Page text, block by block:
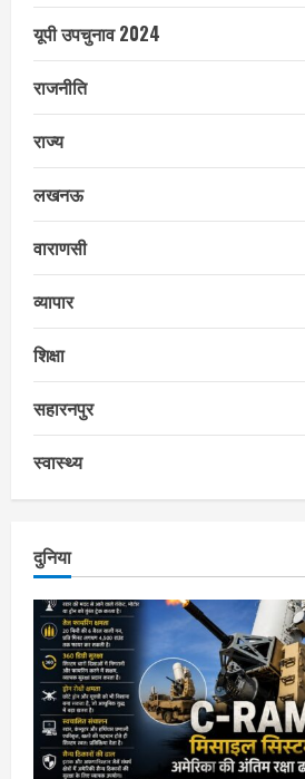
यूपी उपचुनाव 2024
राजनीति
राज्य
लखनऊ
वाराणसी
व्यापार
शिक्षा
सहारनपुर
स्वास्थ्य
दुनिया